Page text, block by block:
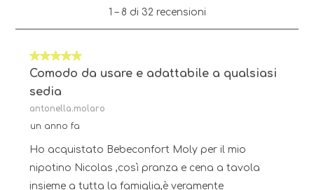
8
recensioni.
1 – 8 di 32 recensioni
5 su 5 stelle.
Comodo da usare e adattabile a qualsiasi
sedia
antonella.molaro
un anno fa
Ho acquistato Bebeconfort Moly per il mio
nipotino Nicolas ,così pranza e cena a tavola
insieme a tutta la famiglia,è veramente